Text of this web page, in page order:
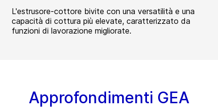
L'estrusore-cottore bivite con una versatilità e una
capacità di cottura più elevate, caratterizzato da
funzioni di lavorazione migliorate.
Approfondimenti GEA